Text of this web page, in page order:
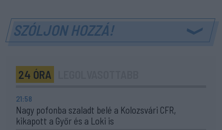
SZÓLJON HOZZÁ!
24 ÓRA
21:58
Nagy pofonba szaladt belé a Kolozsvári CFR,
kikapott a Győr és a Loki is